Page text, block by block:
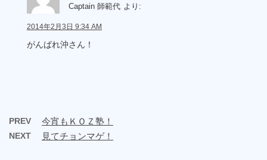
Captain 師範代 より:
2014年2月3日 9:34 AM
がんばれ沖さん！
PREV 今宵もＫＯＺ塾！
NEXT 見てチョンマゲ！